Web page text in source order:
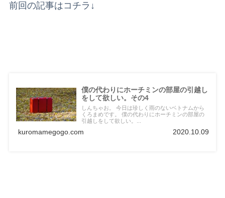
前回の記事はコチラ↓
僕の代わりにホーチミンの部屋の引越し
をして欲しい。その4
しんちゃお。 今日は珍しく雨のないベトナムから
くろまめです。 僕の代わりにホーチミンの部屋の
引越しをして欲しい。...
kuromamegogo.com 2020.10.09